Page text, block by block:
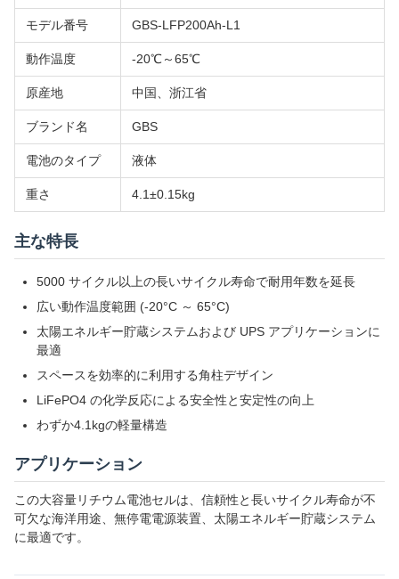
モデル番号 GBS-LFP200Ah-L1
動作温度 -20℃～65℃
原産地 中国、浙江省
ブランド名 GBS
電池のタイプ 液体
重さ 4.1±0.15kg
主な特長
5000 サイクル以上の長いサイクル寿命で耐用年数を延長
広い動作温度範囲 (-20°C ～ 65°C)
太陽エネルギー貯蔵システムおよび UPS アプリケーションに
最適
スペースを効率的に利用する角柱デザイン
LiFePO4 の化学反応による安全性と安定性の向上
わずか4.1kgの軽量構造
アプリケーション
この大容量リチウム電池セルは、信頼性と長いサイクル寿命が不
可欠な海洋用途、無停電電源装置、太陽エネルギー貯蔵システム
に最適です。